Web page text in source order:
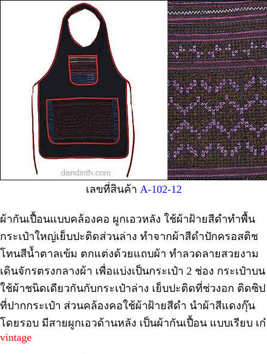
เลขที่สินค้า A-102-12
ผ้ากันเปื้อนแบบคล้องคอ ผูกเอวหลัง ใช้ผ้าฝ้ายสีดำทำพื้น
กระเป๋าใหญ่เย็บปะติดส่วนล่าง ทำจากผ้าสีดำปักครอสติช
โทนสีน้ำตาลเข้ม ตกแต่งด้วยแถบผ้า ทำลวดลายสวยงาม
เดินจักรตรงกลางผ้า เพื่อแบ่งเป็นกระเป๋า 2 ช่อง กระเป๋าบน
ใช้ผ้าชนิดเดียวกันกับกระเป๋าล่าง เย็บปะติดที่ช่วงอก ติดซิป
ที่ปากกระเป๋า ส่วนคล้องคอใช้ผ้าฝ้ายสีดำ นำผ้าสีแดงกุ๊น
โดยรอบ มีสายผูกเอวด้านหลัง เป็นผ้ากันเปื้อน แบบเรียบ เก๋
vintage